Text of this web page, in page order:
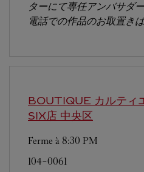
ターにて専任アンバサダ
電話での作品のお取置き
BOUTIQUE カルティ
SIX店 中央区
Ferme à 8:30 PM
104-0061